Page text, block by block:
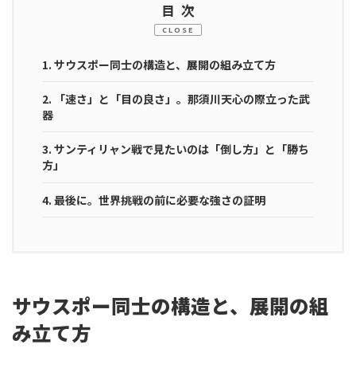
目次
CLOSE
1. サウスポー同士の構造と、展開の組み立て方
2.
「速さ」と「目の良さ」。那須川天心の際立った武
器
3. サンティリャン戦で見たいのは「倒し方」と「勝ち
方」
4. 最後に。世界挑戦の前に必要な強さの証明
サウスポー同士の構造と、展開の組
み立て方